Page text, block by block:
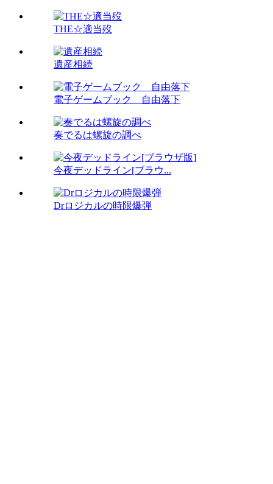
THE☆適当歿
遺産相続
電子ゲームブック 自由落下
奏でるは螺旋の調べ
今夜デッドライン[ブラウ...
Drロジカルの時限爆弾